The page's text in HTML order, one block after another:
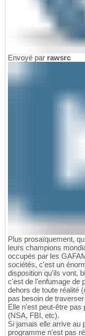
Envoyé par rawsrc
Plus prosaïquement,
leurs champions
occupés par les
sociétés, c'est un
disposition qu'ils vont,
c'est de l'enfumage de
dehors de toute réalité
pas besoin de
Elle n'est peut-être
(NSA, FBI, etc).
Si jamais elle arrive au
programme n'est pas